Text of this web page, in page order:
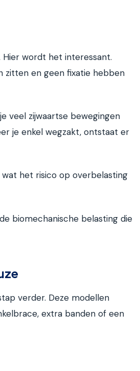
Hier wordt het interessant.
zitten en geen fixatie hebben
veel zijwaartse bewegingen
je enkel wegzakt, ontstaat er
het risico op overbelasting
biomechanische belasting die
verder. Deze modellen
extra banden of een